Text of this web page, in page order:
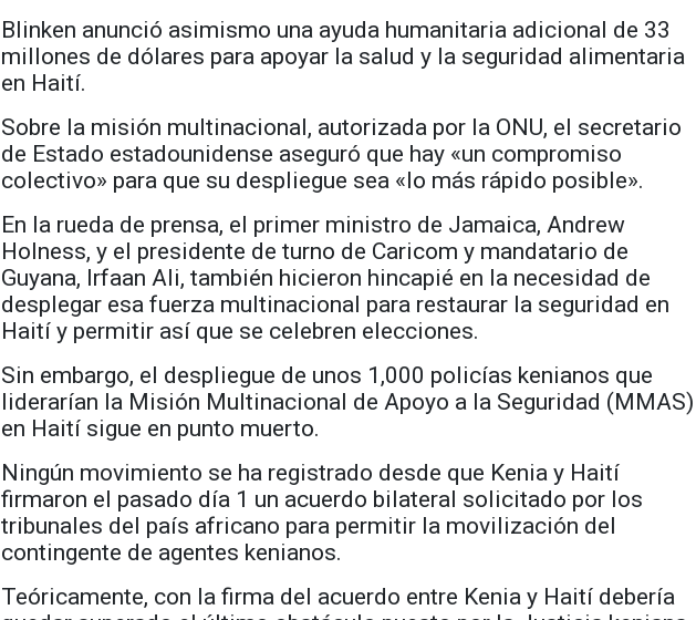
Blinken anunció asimismo una ayuda humanitaria adicional de 33
millones de dólares para apoyar la salud y la seguridad alimentaria
en Haití.
Sobre la misión multinacional, autorizada por la ONU, el secretario
de Estado estadounidense aseguró que hay «un compromiso
colectivo» para que su despliegue sea «lo más rápido posible».
En la rueda de prensa, el primer ministro de Jamaica, Andrew
Holness, y el presidente de turno de Caricom y mandatario de
Guyana, Irfaan Ali, también hicieron hincapié en la necesidad de
desplegar esa fuerza multinacional para restaurar la seguridad en
Haití y permitir así que se celebren elecciones.
Sin embargo, el despliegue de unos 1,000 policías kenianos que
liderarían la Misión Multinacional de Apoyo a la Seguridad (MMAS)
en Haití sigue en punto muerto.
Ningún movimiento se ha registrado desde que Kenia y Haití
firmaron el pasado día 1 un acuerdo bilateral solicitado por los
tribunales del país africano para permitir la movilización del
contingente de agentes kenianos.
Teóricamente, con la firma del acuerdo entre Kenia y Haití debería